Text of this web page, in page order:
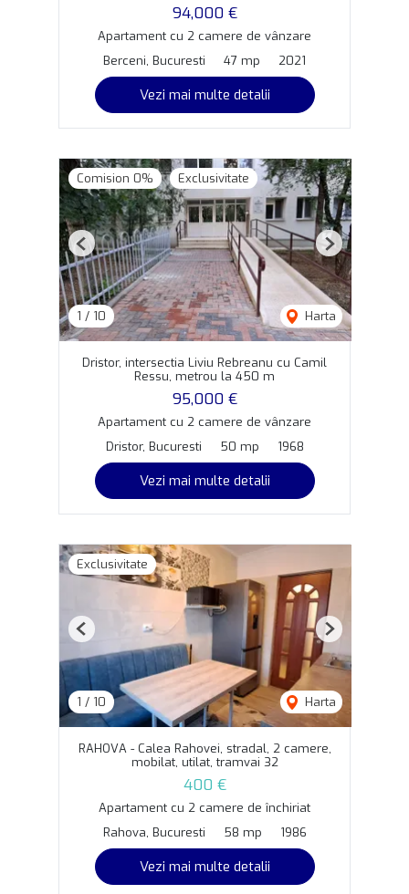
94,000 €
Apartament cu 2 camere de vânzare
Berceni, Bucuresti
47 mp 2021
Vezi mai multe detalii
Comision 0% Exclusivitate
1 / 10 Harta
Previous Next
Dristor, intersectia Liviu Rebreanu cu Camil
Ressu, metrou la 450 m
95,000 €
Apartament cu 2 camere de vânzare
Dristor, Bucuresti
50 mp 1968
Vezi mai multe detalii
Exclusivitate
1 / 10 Harta
Previous Next
RAHOVA - Calea Rahovei, stradal, 2 camere,
mobilat, utilat, tramvai 32
400 €
Apartament cu 2 camere de închiriat
Rahova, Bucuresti
58 mp 1986
Vezi mai multe detalii